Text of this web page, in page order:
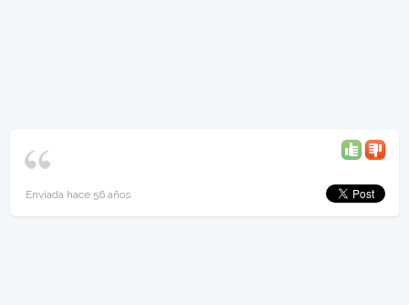
Enviada hace 56 años